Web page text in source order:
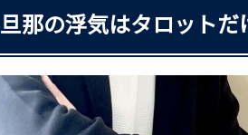
旦那の浮気はタロット